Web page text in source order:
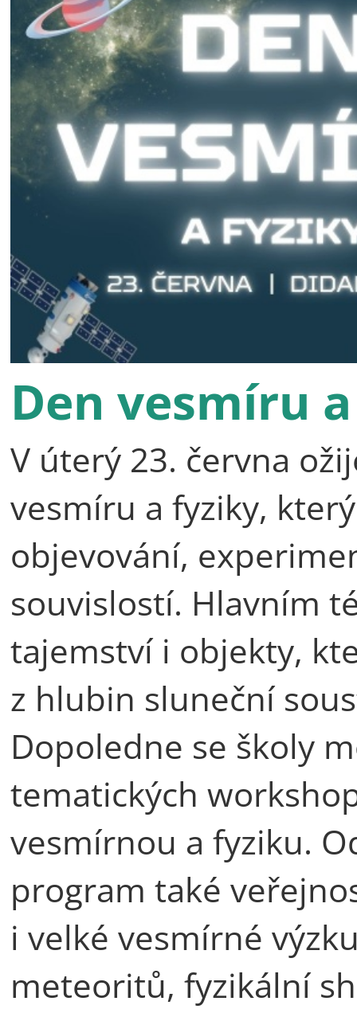
Den vesmíru
V úterý 23. června
vesmíru a fyziky,
objevování,
souvislostí. Hlavním
tajemství i objekty,
z hlubin sluneční
Dopoledne se školy
tematických
vesmírnou a fyziku.
program také
i velké vesmírné
meteoritů, fyzikální